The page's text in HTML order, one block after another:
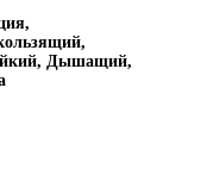
Дышащий,